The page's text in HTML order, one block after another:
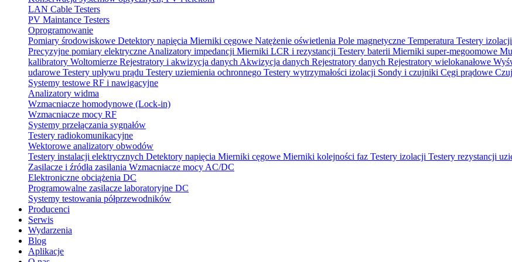
LAN Cable Testers
PV Maintance Testers
Oprogramowanie
Pomiary środowiskowe Detektory napięcia Mierniki cęgowe Natężenie oświetlenia Pole magnetyczne Temperatura Testery izolacji
Precyzyjne pomiary elektryczne Analizatory impedancji Mierniki LCR i rezystancji Testery baterii Mierniki super-megoomowe
kalibratory Woltomierze Rejestratory i akwizycja danych Akwizycja danych Rejestratory danych Rejestratory wielokanałowe
udarowe Testery upływu prądu Testery uziemienia ochronnego Testery wytrzymałości izolacji Sondy i czujniki Cęgi prądowe
Systemy testowe RF i nawigacyjne
Analizatory widma
Wzmacniacze homodynowe (Lock‑in)
Wzmacniacze mocy RF
Systemy przełączania sygnałów
Testery radiokomunikacyjne
Wektorowe analizatory obwodów
Testery instalacji elektrycznych Detektory napięcia Mierniki cęgowe Mierniki kolejności faz Testery izolacji Testery rezystancji
Zasilacze i źródła zasilania Wzmacniacze mocy AC/DC
Elektroniczne obciążenia DC
Programowalne zasilacze laboratoryjne DC
Systemy testowania półprzewodników
Producenci
Serwis
Wydarzenia
Blog
Aplikacje